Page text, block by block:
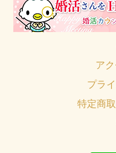
ア
プラ
特定商